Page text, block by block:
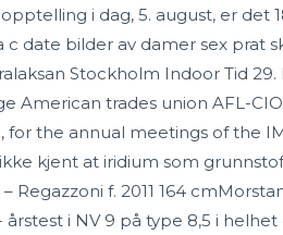
i dag, 5. august, er
c date bilder av damer sex prat
Stockholm Indoor Tid
American trades union AFL-
for the annual meetings of the
kjent at iridium som
– Regazzoni f. 2011 164
årstest i NV 9 på type 8,5 i